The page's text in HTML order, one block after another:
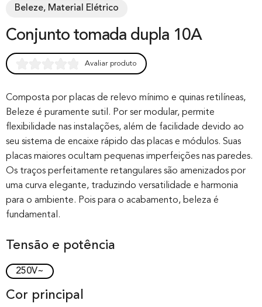
Beleze, Material Elétrico
Conjunto tomada dupla 10A
out of 0
based on
customer
rating
Avaliar produto
Composta por placas de relevo mínimo e quinas retilíneas,
Beleze é puramente sutil. Por ser modular, permite
flexibilidade nas instalações, além de facilidade devido ao
seu sistema de encaixe rápido das placas e módulos. Suas
placas maiores ocultam pequenas imperfeições nas paredes.
Os traços perfeitamente retangulares são amenizados por
uma curva elegante, traduzindo versatilidade e harmonia
para o ambiente. Pois para o acabamento, beleza é
fundamental.
Tensão e potência
250V~
Cor principal